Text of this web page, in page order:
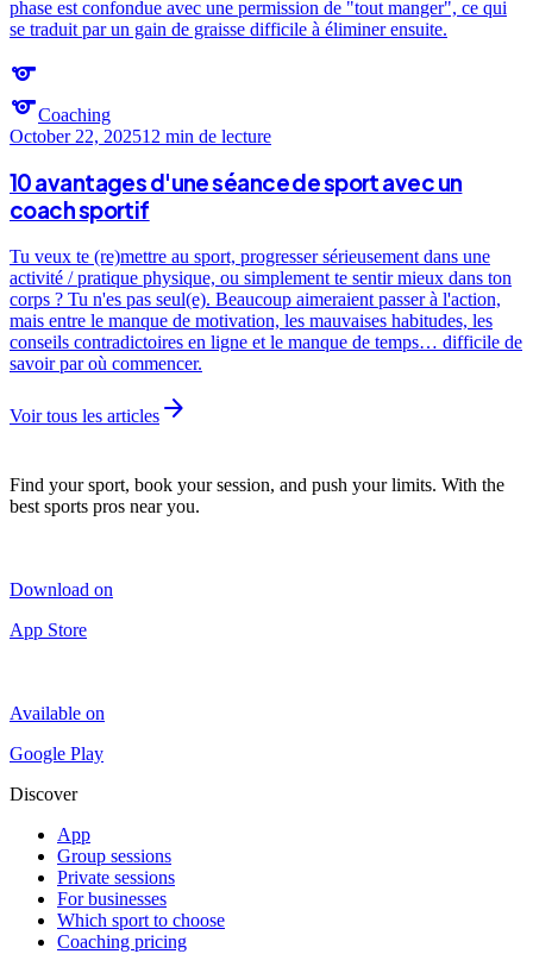
phase est confondue avec une permission de "tout manger", ce qui
se traduit par un gain de graisse difficile à éliminer ensuite.
sports
sportsCoaching
October 22, 202512 min de lecture
10 avantages d'une séance de sport avec un
coach sportif
Tu veux te (re)mettre au sport, progresser sérieusement dans une
activité / pratique physique, ou simplement te sentir mieux dans ton
corps ? Tu n'es pas seul(e). Beaucoup aimeraient passer à l'action,
mais entre le manque de motivation, les mauvaises habitudes, les
conseils contradictoires en ligne et le manque de temps… difficile de
savoir par où commencer.
Voir tous les articles arrow_forward
Find your sport, book your session, and push your limits. With the
best sports pros near you.
Download on
App Store
Available on
Google Play
Discover
App
Group sessions
Private sessions
For businesses
Which sport to choose
Coaching pricing